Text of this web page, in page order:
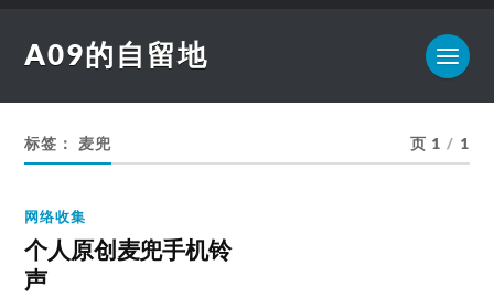
A09的自留地
标签： 麦兜 页 1 / 1
网络收集
个人原创麦兜手机铃
声